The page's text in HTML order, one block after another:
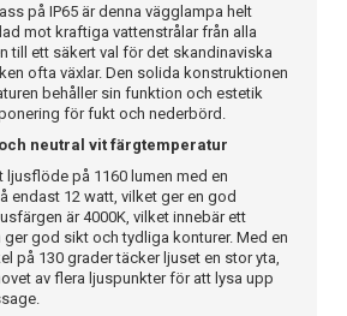
på IP65 är denna vägglampa helt
mot kraftiga vattenstrålar från alla
till ett säkert val för det skandinaviska
ofta växlar. Den solida konstruktionen
behåller sin funktion och estetik
för fukt och nederbörd.
neutral vit färgtemperatur
ljusflöde på 1160 lumen med en
endast 12 watt, vilket ger en god
är 4000K, vilket innebär ett
god sikt och tydliga konturer. Med en
på 130 grader täcker ljuset en stor yta,
av flera ljuspunkter för att lysa upp